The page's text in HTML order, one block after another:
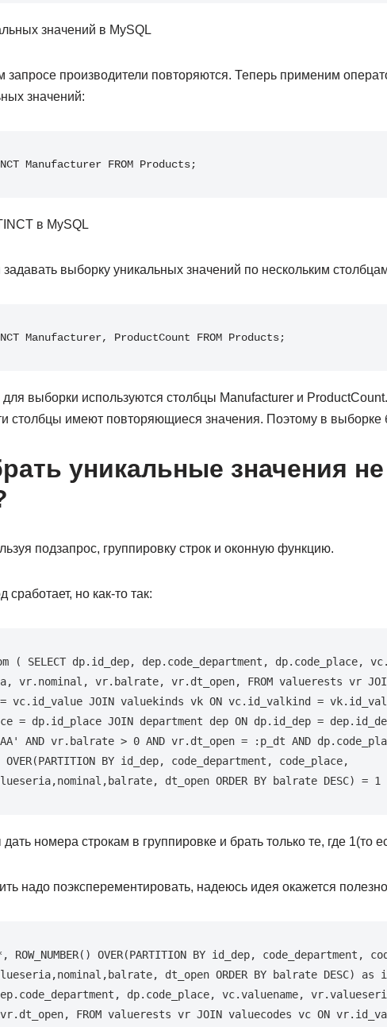
запросе производители повторяются. Теперь применим
значений:
Manufacturer FROM Products;
выборку уникальных значений по нескольким
Manufacturer, ProductCount FROM Products;
выборки используются столбцы Manufacturer и ProductCount.
столбцы имеют повторяющиеся значения. Поэтому в выборке
уникальные значения
подзапрос, группировку строк и оконную функцию.
сработает, но как-то так:
( SELECT dp.id_dep, dep.code_department, dp.code_place,
vr.nominal, vr.bаlrate, vr.dt_open, FROM valuerests vr
vc.id_value JOIN valuekinds vk ON vc.id_valkind =
= dp.id_place JOIN department dep ON dp.id_dep =
AND vr.balrate > 0 AND vr.dt_open = :p_dt AND
OVER(PARTITION BY id_dep, code_department, code_place,
dt_open ORDER BY balrate DESC) = 1
дать номера строкам в группировке и брать только те, где 1(то
надо поэксперементировать, надеюсь идея окажется
OVER(PARTITION BY id_dep, code_department,
dt_open ORDER BY balrate DESC) as
dp.code_place, vc.valuename,
FROM valuerests vr JOIN valuecodes vc ON